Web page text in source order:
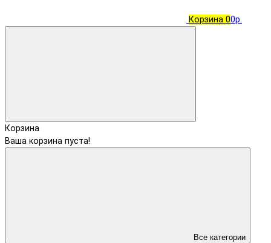
Корзина 00р.
Корзина
Ваша корзина пуста!
Все категории